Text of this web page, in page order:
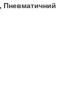
Пневматичний